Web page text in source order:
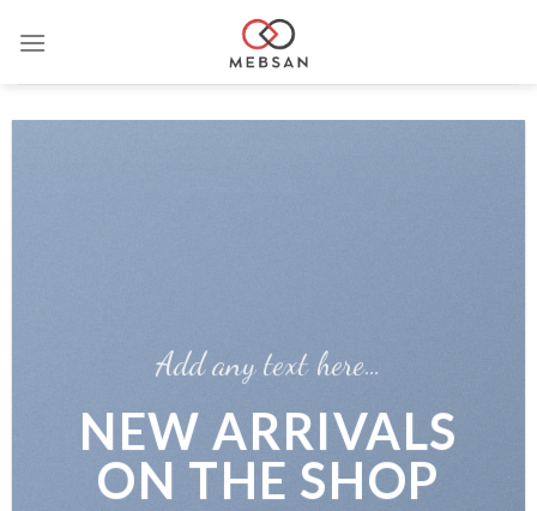
Add any text here…
NEW ARRIVALS
ON THE SHOP